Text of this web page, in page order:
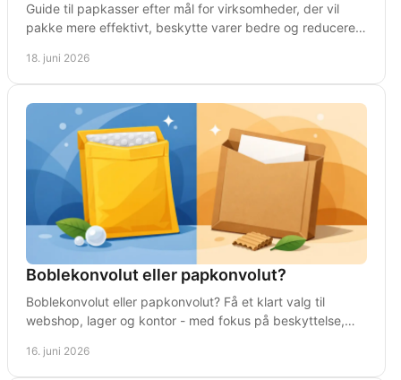
Guide til papkasser efter mål for virksomheder, der vil
pakke mere effektivt, beskytte varer bedre og reducere
18. juni 2026
Boblekonvolut eller papkonvolut?
Boblekonvolut eller papkonvolut? Få et klart valg til
webshop, lager og kontor - med fokus på beskyttelse,
16. juni 2026